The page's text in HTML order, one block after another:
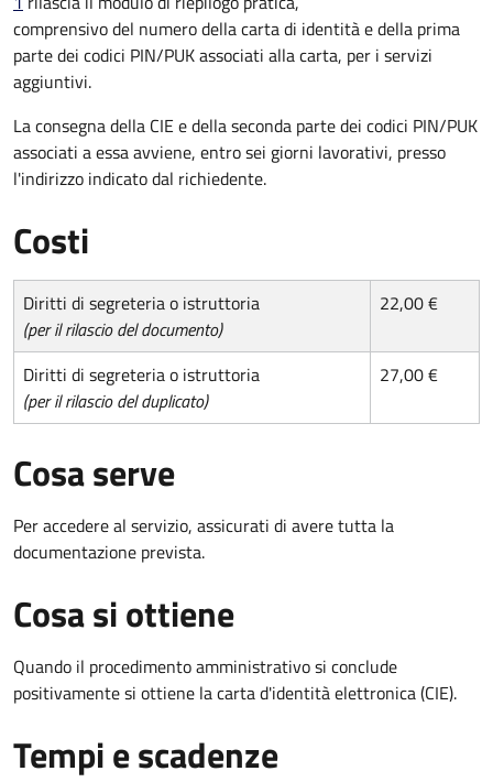
comprensivo del numero della carta di identità e della prima
parte dei codici PIN/PUK associati alla carta, per i servizi
aggiuntivi.
La consegna della CIE e della seconda parte dei codici PIN/PUK
associati a essa avviene, entro sei giorni lavorativi, presso
l'indirizzo indicato dal richiedente.
Costi
Diritti di segreteria o istruttoria
(per il rilascio del documento)
22,00 €
Diritti di segreteria o istruttoria
(per il rilascio del duplicato)
27,00 €
Cosa serve
Per accedere al servizio, assicurati di avere tutta la
documentazione prevista.
Cosa si ottiene
Quando il procedimento amministrativo si conclude
positivamente si ottiene la carta d'identità elettronica (CIE).
Tempi e scadenze